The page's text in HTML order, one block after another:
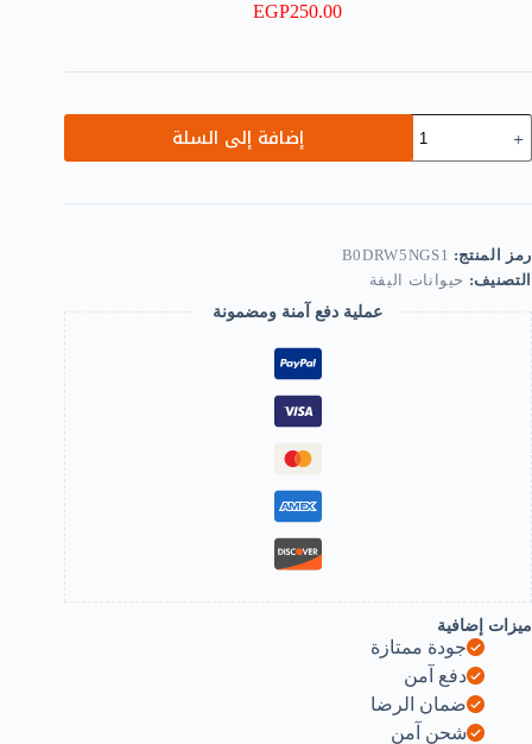
EGP250.00
قلادة
مضادة
من
هوم،
بطاقة
الاسم
والعنوان
والهاتف
والبولدوج
والبولدوغ،
اكسسوارات
للكلاب،
1
قطعة
=
2
سم
إضافة إلى السلة
رمز المنتج: B0DRW5NGS1
التصنيف: حيوانات اليفة
عملية دفع آمنة ومضمونة
ميزات إضافية
جودة ممتازة
دفع آمن
ضمان الرضا
شحن آمن